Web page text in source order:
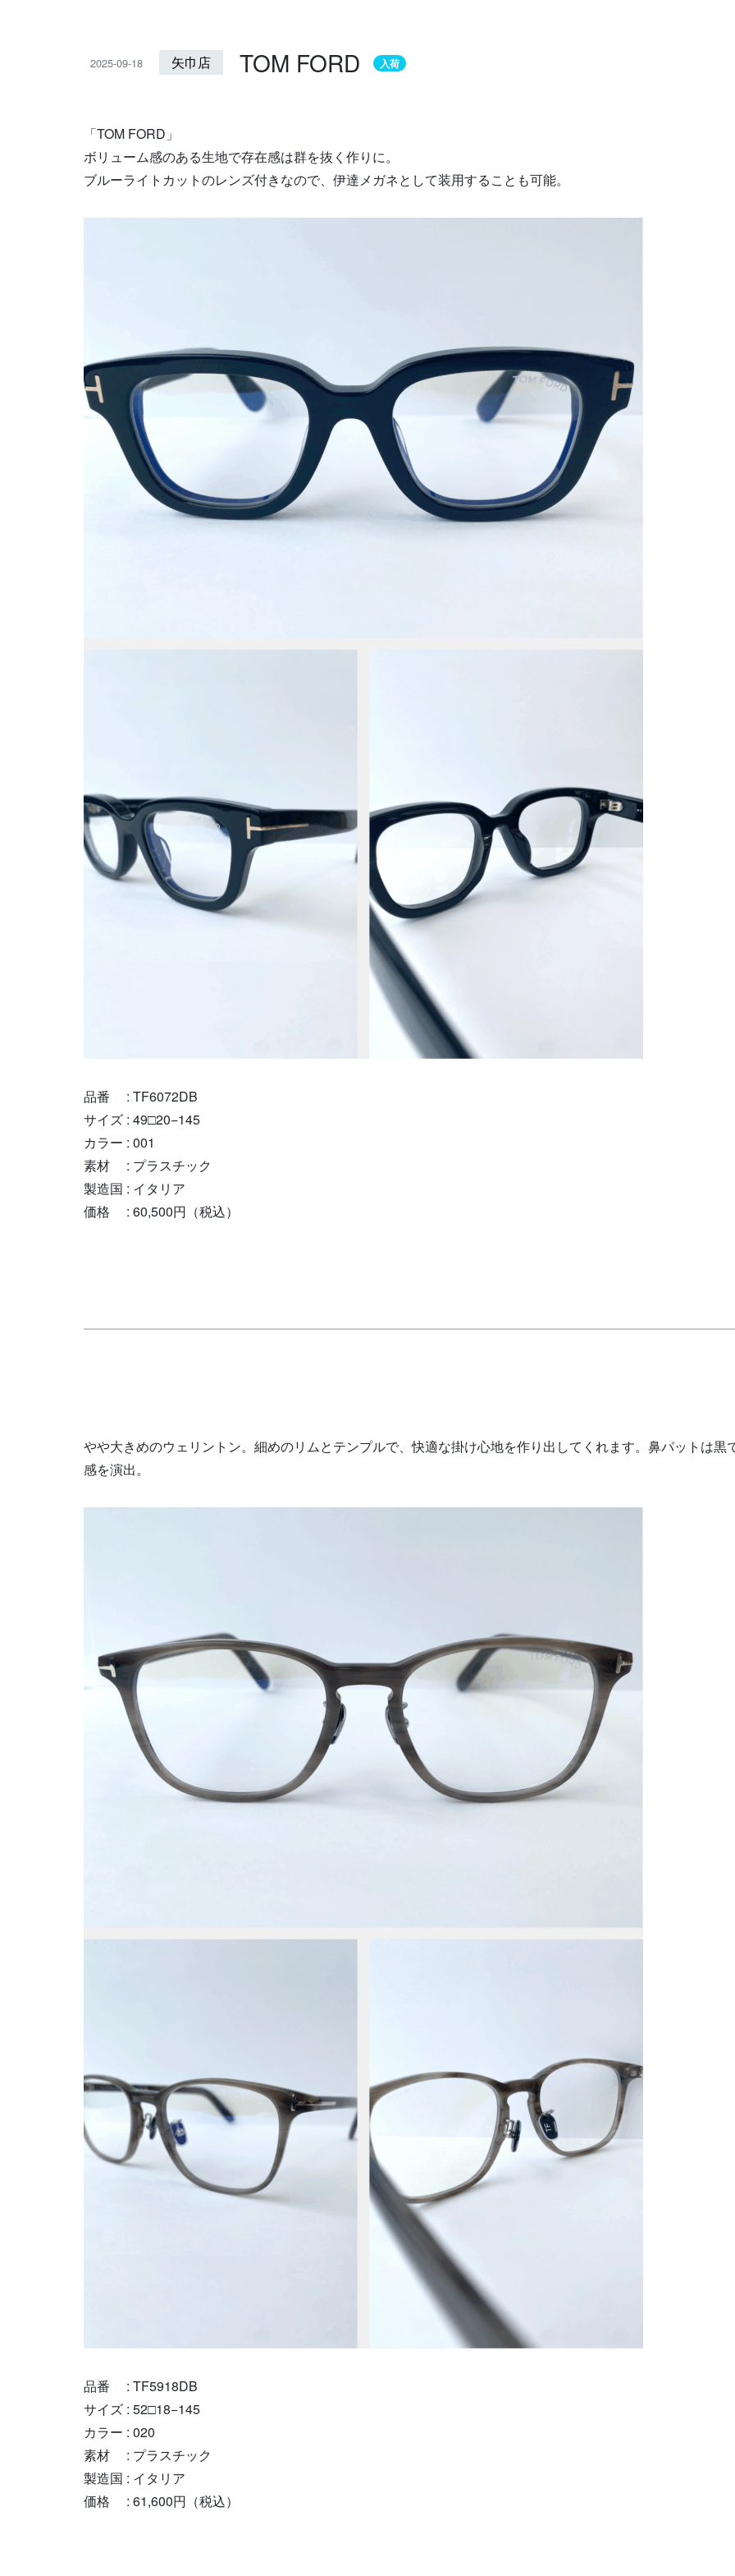
2025-09-18 矢巾店 TOM FORD 入荷
「TOM FORD」
ボリューム感のある生地で存在感は群を抜く作りに。
ブルーライトカットのレンズ付きなので、伊達メガネとして装用することも可能。
品番 : TF6072DB
サイズ : 49□20−145
カラー : 001
素材 : プラスチック
製造国 : イタリア
価格 : 60,500円（税込）
やや大きめのウェリントン。細めのリムとテンプルで、快適な掛け心地を作り出してくれます。鼻パットは黒
感を演出。
品番 : TF5918DB
サイズ : 52□18−145
カラー : 020
素材 : プラスチック
製造国 : イタリア
価格 : 61,600円（税込）